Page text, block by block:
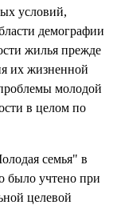
условий,
демографии
жилья прежде
их жизненной
молодой
в целом по
семья" в
было учтено при
целевой